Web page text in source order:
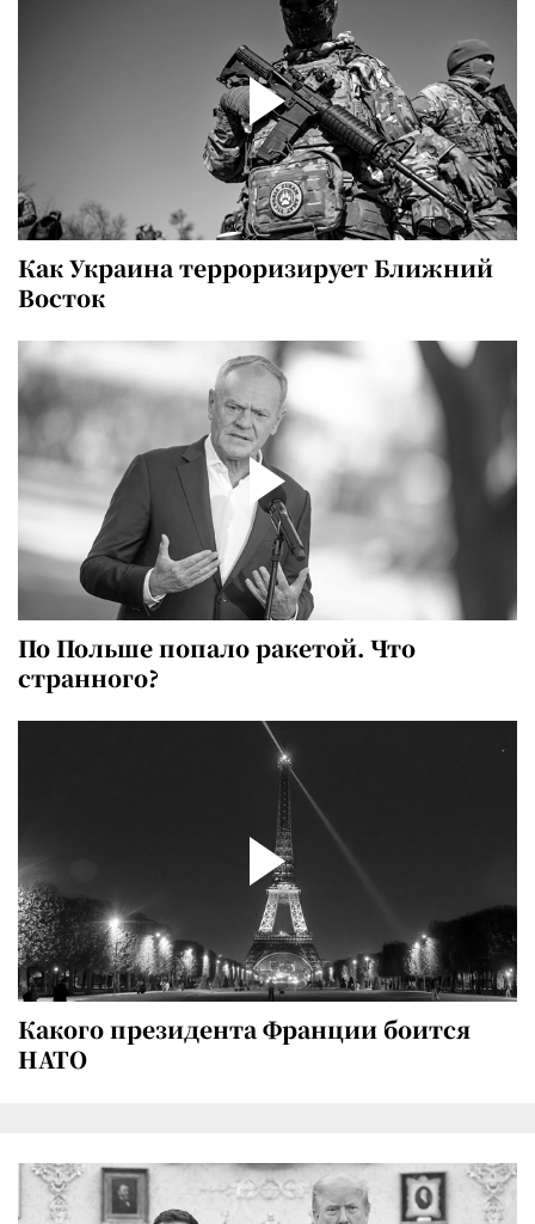
Как Украина терроризирует Ближний
Восток
По Польше попало ракетой. Что
странного?
Какого президента Франции боится
НАТО